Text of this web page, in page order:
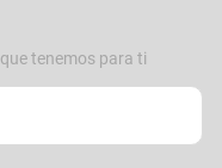
tenemos para ti